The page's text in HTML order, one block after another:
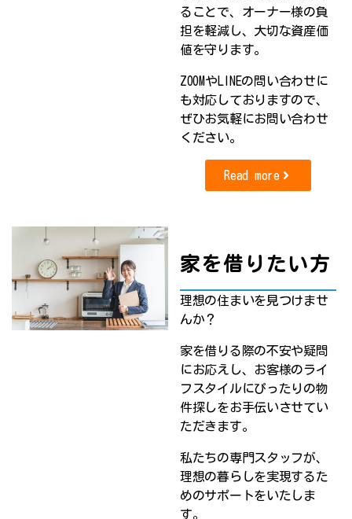
ることで、オーナー様の負
担を軽減し、大切な資産価
値を守ります。
ZOOMやLINEの問い合わせに
も対応しておりますので、
ぜひお気軽にお問い合わせ
ください。
Read more
家を借りたい方
理想の住まいを見つけませ
んか？
家を借りる際の不安や疑問
にお応えし、お客様のライ
フスタイルにぴったりの物
件探しをお手伝いさせてい
ただきます。
私たちの専門スタッフが、
理想の暮らしを実現するた
めのサポートをいたしま
す。